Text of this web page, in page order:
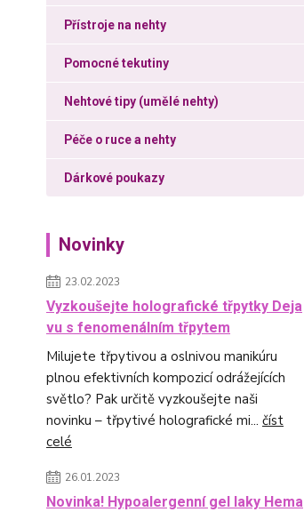
Přístroje na nehty
Pomocné tekutiny
Nehtové tipy (umělé nehty)
Péče o ruce a nehty
Dárkové poukazy
Novinky
23.02.2023
Vyzkoušejte holografické třpytky Deja
vu s fenomenálním třpytem
Milujete třpytivou a oslnivou manikúru
plnou efektivních kompozicí odrážejících
světlo? Pak určitě vyzkoušejte naši
novinku – třpytivé holografické mi... číst
celé
26.01.2023
Novinka! Hypoalergenní gel laky Hema